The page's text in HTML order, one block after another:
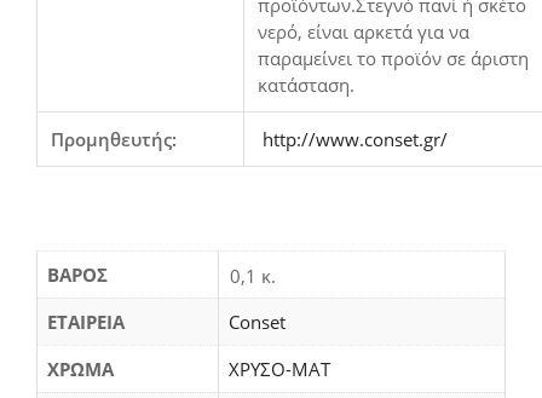
νερό, είναι αρκετά για να
παραμείνει το προϊόν σε άριστη
κατάσταση.
Προμηθευτής: http://www.conset.gr/
ΒΆΡΟΣ
0,1 κ.
ΕΤΑΙΡΕΙΑ
Conset
ΧΡΩΜΑ
ΧΡΥΣΟ-ΜΑΤ